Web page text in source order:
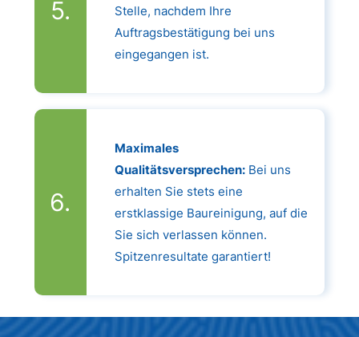
Stelle, nachdem Ihre
Auftragsbestätigung bei uns
eingegangen ist.
Maximales
Qualitätsversprechen:Bei uns
erhalten Sie stets eine
erstklassige Baureinigung, auf die
Sie sich verlassen können.
Spitzenresultate garantiert!